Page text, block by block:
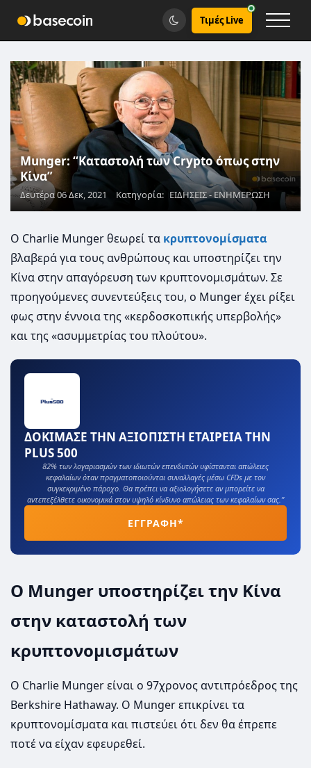
Τιμές Live
Munger: “Καταστολή των Crypto όπως στην
Κίνα”
Δευτέρα 06 Δεκ, 2021 Κατηγορία: ΕΙΔΗΣΕΙΣ - ΕΝΗΜΕΡΩΣΗ
Ο Charlie Munger θεωρεί τα κρυπτονομίσματα
βλαβερά για τους ανθρώπους και υποστηρίζει την
Κίνα στην απαγόρευση των κρυπτονομισμάτων. Σε
προηγούμενες συνεντεύξεις του, ο Munger έχει ρίξει
φως στην έννοια της «κερδοσκοπικής υπερβολής»
και της «ασυμμετρίας του πλούτου».
ΔΟΚΙΜΑΣΕ ΤΗΝ ΑΞΙΟΠΙΣΤΗ ΕΤΑΙΡΕΙΑ ΤΗΝ
PLUS 500
82% των λογαριασμών των ιδιωτών επενδυτών υφίστανται απώλειες
κεφαλαίων όταν πραγματοποιούνται συναλλαγές μέσω CFDs με τον
συγκεκριμένο πάροχο. Θα πρέπει να αξιολογήσετε αν μπορείτε να
αντεπεξέλθετε οικονομικά στον υψηλό κίνδυνο απώλειας των κεφαλαίων σας.”
ΕΓΓΡΑΦΗ*
Ο Munger υποστηρίζει την Κίνα
στην καταστολή των
κρυπτονομισμάτων
Ο Charlie Munger είναι ο 97χρονος αντιπρόεδρος της
Berkshire Hathaway. Ο Munger επικρίνει τα
κρυπτονομίσματα και πιστεύει ότι δεν θα έπρεπε
ποτέ να είχαν εφευρεθεί.